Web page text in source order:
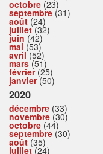
octobre (23)
septembre (31)
août (24)
juillet(32)
juin (42)
mai (53)
avril(52)
mars(51)
février(25)
janvier(50)
2020
décembre (33)
novembre (30)
octobre (44)
septembre (30)
août (35)
juillet(24)